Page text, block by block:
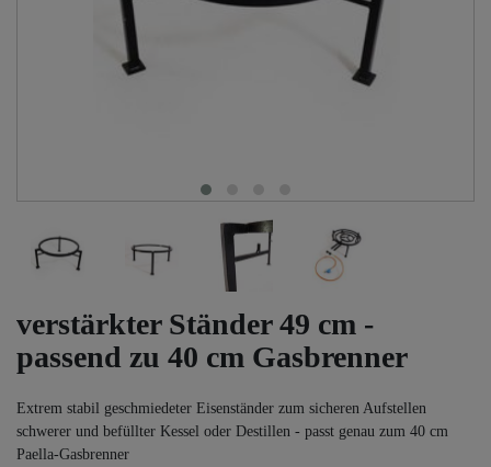
verstärkter Ständer 49 cm -
passend zu 40 cm Gasbrenner
Extrem stabil geschmiedeter Eisenständer zum sicheren Aufstellen
schwerer und befüllter Kessel oder Destillen - passt genau zum 40 cm
Paella-Gasbrenner